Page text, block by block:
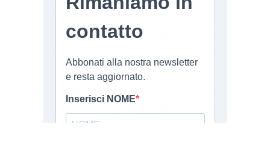
Regolamento privacy europeo(il GDPR). Detta
tutta l’Unione europea aumenterà le sanzioni
seconda di quale importo è maggiore.
più onerosi per qualsiasi società, ed
evidentemente tali obblighi impatteranno